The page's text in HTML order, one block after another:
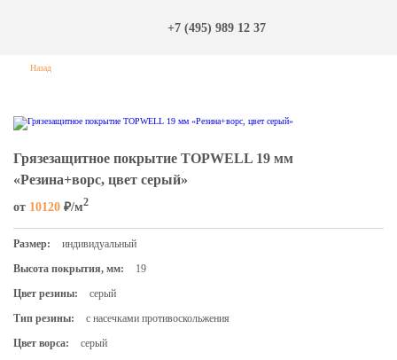
+7 (495) 989 12 37
Назад
Грязезащитное покрытие TOPWELL 19 мм
«Резина+ворс, цвет серый»
от 10120 ₽/м2
Размер:
индивидуальный
Высота покрытия, мм:
19
Цвет резины:
серый
Тип резины:
с насечками противоскольжения
Цвет ворса:
серый